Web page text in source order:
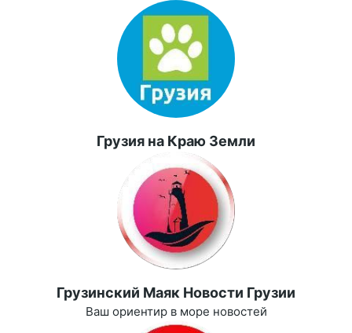
Грузия на Краю Земли
Грузинский Маяк Новости Грузии
Ваш ориентир в море новостей